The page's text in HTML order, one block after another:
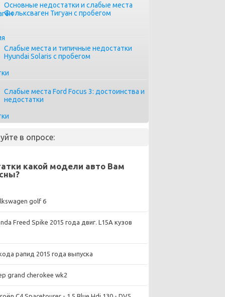
Основные недостатки и слабые места
Фольксваген Тигуан с пробегом
Слабые места и типичные недостатки
Hyundai Solaris с пробегом
Слабые места Ford Focus 3: достоинства и
недостатки
в опросе:
какой модели авто Вам
golf 6
Freed Spike 2015 года двиг. L15A кузов
рапид 2015 года выпуска
grand cherokee wk2